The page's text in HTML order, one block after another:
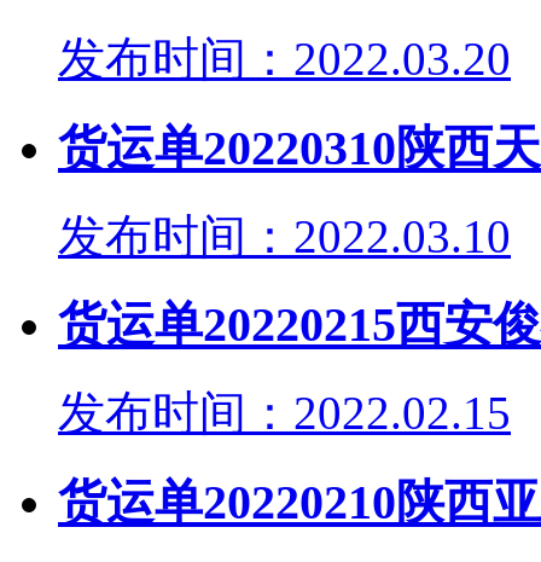
发布时间：2022.03.20
货运单20220310陕西
发布时间：2022.03.10
货运单20220215西安
发布时间：2022.02.15
货运单20220210陕西